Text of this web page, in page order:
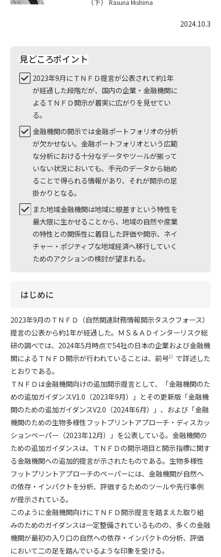
Rasuna Mishima
2024.10.3
見どころポイント
2023年9月にＴＮＦＤ提言が公表されて約1年
が経過した段階だが、国内の企業・金融機関に
よるＴＮＦＤ開示が着実に広がりを見せてい
る。
金融機関の開示では金融ポートフォリオの分析
が欠かせない。金融ポートフォリオという広範
な分析における十分なデータやツールが揃って
いない状況においても、手元のデータから始め
ることで得られる情報があり、それが開示の足
掛かりとなる。
また地域金融機関は地域に根差すという特性を
最大限に生かせることから、地域の自然や産業
の特性との関係性に着目した評価や開示、ネイ
チャー・ポジティブな地域経済へ移行していく
ためのアクションの検討が望まれる。
はじめに
2023年9月のＴＮＦＤ（自然関連財務情報開示タスクフォース）
提言の公表から約1年が経過した。ＭＳ＆ＡＤインターリスク総
研の調べでは、2024年5月時点で54社の日本の企業および金融機
関によるＴＮＦＤ開示が行われていることは、前号1） で詳述した
とおりである。
ＴＮＦＤは金融機関向けの追加開示提言として、「金融機関のた
めの追加ガイダンスV1.0（2023年9月）」とその更新版「金融機
関のための追加ガイダンスV2.0（2024年6月）」、および「金融
機関のための生物多様性フットプリントアプローチ・ディスカッ
ションペーパー（2023年12月）」を公表している。金融機関の
ための追加ガイダンスは、ＴＮＦＤの開示項目と開示指標に関す
る金融機関への追加的提言が示されたものである。生物多様性
フットプリントアプローチのペーパーには、金融機関が自然へ
の依存・インパクトを分析、評価するためのツールや先行事例
が提示されている。
このように金融機関向けにＴＮＦＤ開示提言を踏まえた取り組
みのためのガイダンスは一定整備されているものの、多くの金融
機関が最初の入り口の自然への依存・インパクトの分析、評価
において二の足を踏んでいるような印象を受ける。